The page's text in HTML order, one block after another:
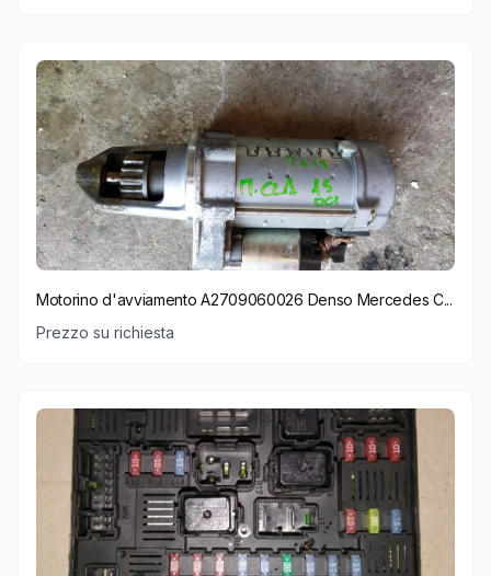
Motorino d'avviamento A2709060026 Denso Mercedes C...
Prezzo su richiesta